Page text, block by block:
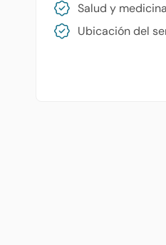
Salud y medicina
Ubicación del